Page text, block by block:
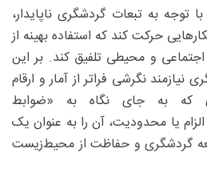
توجه به تبعات گردشگری ناپایدار،
حرکت کند که استفاده بهینه از
اجتماعی و محیطی تلفیق کند. بر این
نیازمند نگرشی فراتر از آمار و ارقام
که به جای نگاه به «ضوابط
یا محدودیت، آن را به عنوان یک
گردشگری و حفاظت از محیط‌زیست